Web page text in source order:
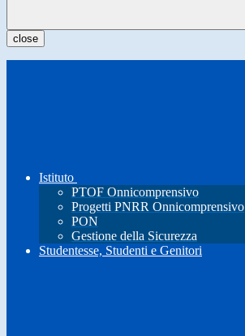
close
Istituto
PTOF Onnicomprensivo
Progetti PNRR Onnicomprensivo
PON
Gestione della Sicurezza
Studentesse, Studenti e Genitori